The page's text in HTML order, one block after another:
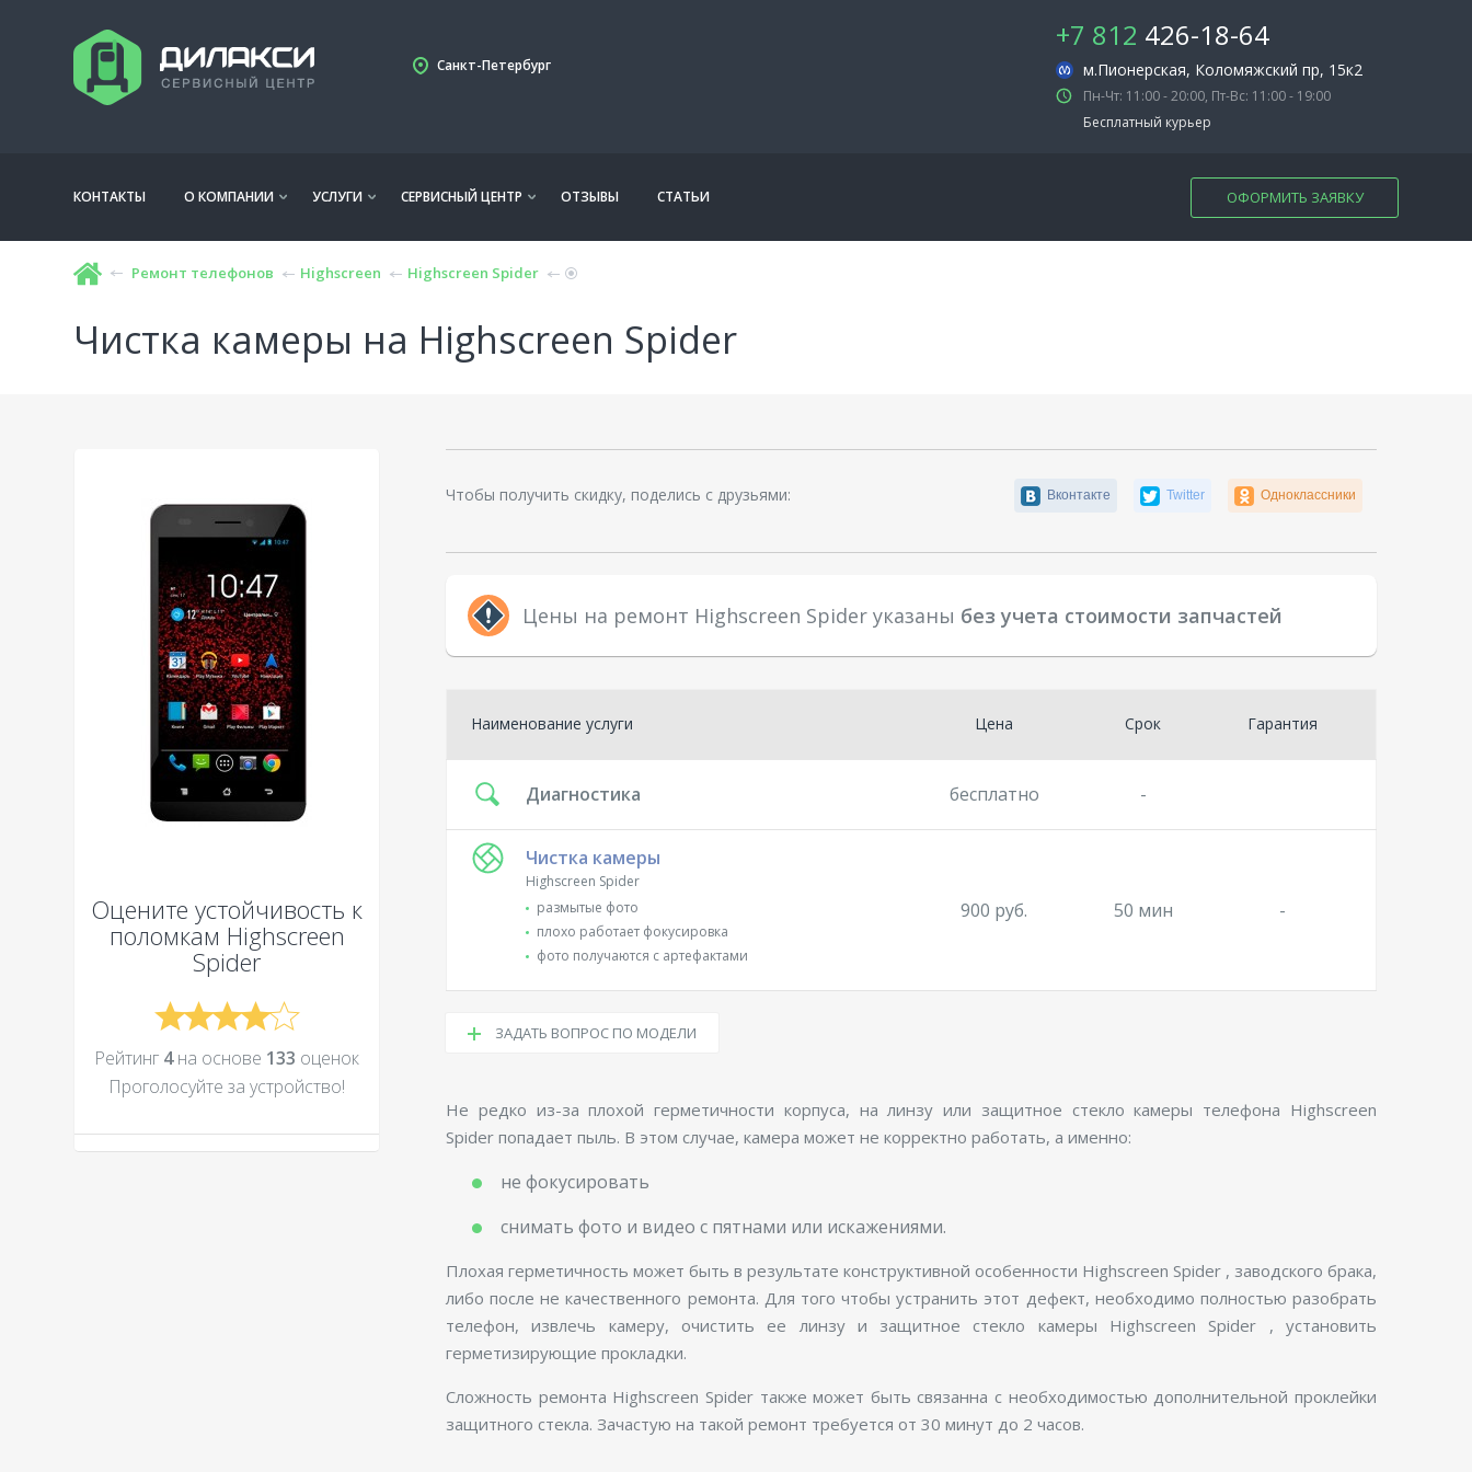
Санкт-Петербург
+7 812 426-18-64
м.Пионерская, Коломяжский пр, 15к2
Пн-Чт: 11:00 - 20:00, Пт-Вс: 11:00 - 19:00
Бесплатный курьер
КОНТАКТЫ О КОМПАНИИ УСЛУГИ СЕРВИСНЫЙ ЦЕНТР ОТЗЫВЫ СТАТЬИ ОФОРМИТЬ ЗАЯВКУ
Ремонт телефонов Highscreen Highscreen Spider
Чистка камеры на Highscreen Spider
Оцените устойчивость к
поломкам Highscreen
Spider
Рейтинг 4на основе 133 оценок
Проголосуйте за устройcтво!
Чтобы получить скидку, поделись с друзьями: Вконтакте Twitter Одноклассники
Цены на ремонт Highscreen Spider указаны без учета стоимости запчастей
Наименование услуги Цена Срок Гарантия
Диагностика бесплатно -
Чистка камеры
Highscreen Spider
размытые фото
плохо работает фокусировка
фото получаются с артефактами
900 руб. 50 мин -
ЗАДАТЬ ВОПРОС ПО МОДЕЛИ
Не редко из-за плохой герметичности корпуса, на линзу или защитное стекло камеры телефона Highscreen
Spider попадает пыль. В этом случае, камера может не корректно работать, а именно:
не фокусировать
снимать фото и видео с пятнами или искажениями.
Плохая герметичность может быть в результате конструктивной особенности Highscreen Spider , заводского брака,
либо после не качественного ремонта. Для того чтобы устранить этот дефект, необходимо полностью разобрать
телефон, извлечь камеру, очистить ее линзу и защитное стекло камеры Highscreen Spider , установить
герметизирующие прокладки.
Сложность ремонта Highscreen Spider также может быть связанна с необходимостью дополнительной проклейки
защитного стекла. Зачастую на такой ремонт требуется от 30 минут до 2 часов.